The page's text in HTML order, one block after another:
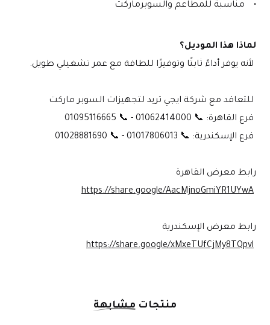
مناسبة للمطاعم والسوبرماركت
لماذا هذا الموديل؟
رابط معرض القاهرة
https://share.google/AacMjnoGmiYR1UYwA
رابط معرض الإسكندرية
https://share.google/xMxeTUfCjMy8TQpvl
منتجات مشابهة